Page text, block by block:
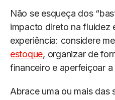
Não se esqueça dos
impacto direto na fluidez
experiência: considere
estoque, organizar de
financeiro e aperfeiçoar a
Abrace uma ou mais das